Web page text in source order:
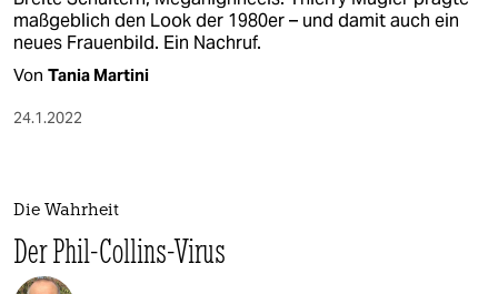
maßgeblich den Look der 1980er – und damit auch ein
neues Frauenbild. Ein Nachruf.
Von Tania Martini
24.1.2022
Die Wahrheit
Der Phil-Collins-Virus